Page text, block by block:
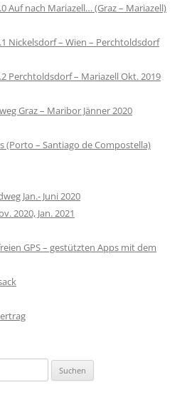
Auf nach Mariazell… (Graz – Mariazell)
Nickelsdorf – Wien – Perchtoldsdorf
Perchtoldsdorf – Mariazell Okt. 2019
Graz – Maribor Jänner 2020
– Santiago de Compostella)
Jan.- Juni 2020
2020, Jan. 2021
GPS – gestützten Apps mit dem